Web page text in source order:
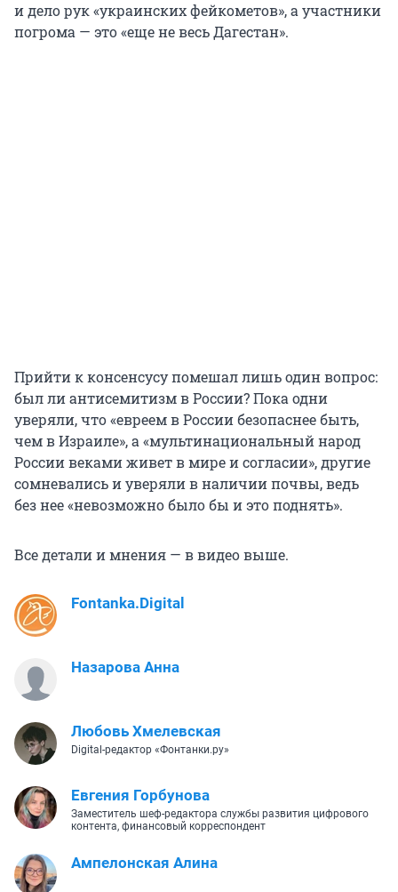
и дело рук «украинских фейкометов», а участники
погрома — это «еще не весь Дагестан».
Прийти к консенсусу помешал лишь один вопрос:
был ли антисемитизм в России? Пока одни
уверяли, что «евреем в России безопаснее быть,
чем в Израиле», а «мультинациональный народ
России веками живет в мире и согласии», другие
сомневались и уверяли в наличии почвы, ведь
без нее «невозможно было бы и это поднять».
Все детали и мнения — в видео выше.
Fontanka.Digital
Назарова Анна
Любовь Хмелевская
Digital-редактор «Фонтанки.ру»
Евгения Горбунова
Заместитель шеф-редактора службы развития цифрового
контента, финансовый корреспондент
Ампелонская Алина